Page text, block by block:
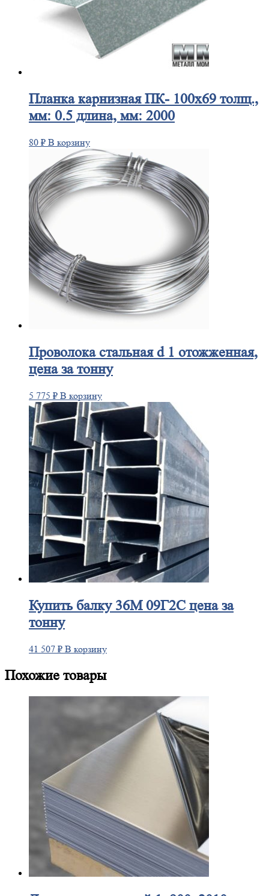
Планкакарнизная ПК- 100х69 толщ.,
мм: 0.5 длина, мм: 2000
80 ₽ В корзину
Проволокастальная d 1 отожженная,
цена за тонну
5 775 ₽ В корзину
Купитьбалку 36М 09Г2С цена за
тонну
41 507 ₽ В корзину
Похожие товары